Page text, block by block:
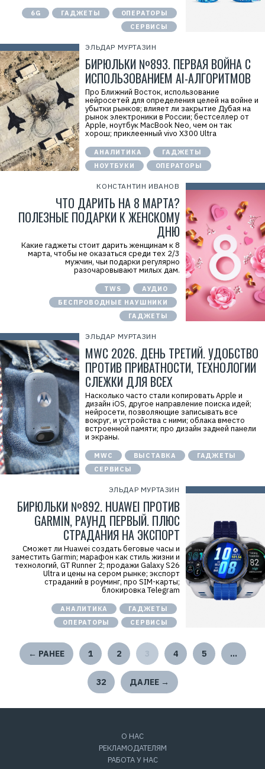
6G ГАДЖЕТЫ
ОПЕРАТОРЫ
СЕРВИСЫ
ЭЛЬДАР МУРТАЗИН
БИРЮЛЬКИ №893. ПЕРВАЯ ВОЙНА С
ИСПОЛЬЗОВАНИЕМ AI-АЛГОРИТМОВ
Про Ближний Восток, использование
нейросетей для определения целей на войне и
убытки рынков; влияет ли закрытие Дубая на
рынок электроники в России; бестселлер от
Apple, ноутбук MacBook Neo, чем он так
хорош; приклеенный vivo X300 Ultra
АНАЛИТИКА
ГАДЖЕТЫ
НОУТБУКИ
ОПЕРАТОРЫ
КОНСТАНТИН ИВАНОВ
ЧТО ДАРИТЬ НА 8 МАРТА?
ПОЛЕЗНЫЕ ПОДАРКИ К ЖЕНСКОМУ
ДНЮ
Какие гаджеты стоит дарить женщинам к 8
марта, чтобы не оказаться среди тех 2/3
мужчин, чьи подарки регулярно
разочаровывают милых дам.
TWS
АУДИО
БЕСПРОВОДНЫЕ НАУШНИКИ
ГАДЖЕТЫ
ЭЛЬДАР МУРТАЗИН
MWC 2026. ДЕНЬ ТРЕТИЙ. УДОБСТВО
ПРОТИВ ПРИВАТНОСТИ, ТЕХНОЛОГИИ
СЛЕЖКИ ДЛЯ ВСЕХ
Насколько часто стали копировать Apple и
дизайн iOS, другое направление поиска идей;
нейросети, позволяющие записывать все
вокруг, и устройства с ними; облака вместо
встроенной памяти; про дизайн задней панели
и экраны.
MWC ВЫСТАВКА
ГАДЖЕТЫ
СЕРВИСЫ
ЭЛЬДАР МУРТАЗИН
БИРЮЛЬКИ №892. HUAWEI ПРОТИВ
GARMIN, РАУНД ПЕРВЫЙ. ПЛЮС
СТРАДАНИЯ НА ЭКСПОРТ
Сможет ли Huawei создать беговые часы и
заместить Garmin; марафон как стиль жизни и
технологий, GT Runner 2; продажи Galaxy S26
Ultra и цены на сером рынке; экспорт
страданий в роуминг, про SIM-карты;
блокировка Telegram
АНАЛИТИКА
ГАДЖЕТЫ
ОПЕРАТОРЫ
СЕРВИСЫ
← РАНЕЕ 1 2 4 5 …
32 ДАЛЕЕ →
О НАС
РЕКЛАМОДАТЕЛЯМ
РАБОТА У НАС